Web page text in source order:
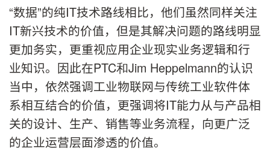
“数据”的纯IT技术路线相比，他们虽然同样关注
IT新兴技术的价值，但是其解决问题的路线明显
更加务实，更重视应用企业现实业务逻辑和行
业知识。因此在PTC和Jim Heppelmann的认识
当中，依然强调工业物联网与传统工业软件体
系相互结合的价值，更强调将IT能力从与产品相
关的设计、生产、销售等业务流程，向更广泛
的企业运营层面渗透的价值。